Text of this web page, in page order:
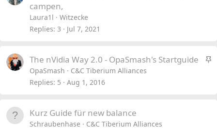
campen,
Laura1l
Witzecke
Replies 3 Jul 7, 2021
S
The nVidia Way 2.0 - OpaSmash's Startguide
OpaSmash
C&C Tiberium Alliances
Replies 5 Aug 1, 2016
Kurz Guide für new balance
Schraubenhase
C&C Tiberium Alliances